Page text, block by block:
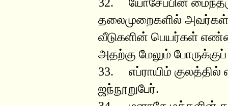
தலைமுறைகளில் அவர்கள்
வீடுகளின் பெயர்கள்
அதற்கு மேலும்
33. எப்ராயிம்
ஜந்நூறுபேர்.